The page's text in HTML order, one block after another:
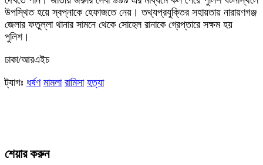
উপস্থিত হয়ে স্বপ্নাকে হেফাজতে নেয়। তথ্যপ্রযুক্তির সহায়তায় নারায়ণগঞ্জ
জেলার ফতুল্লা থানার সামনে থেকে সোহেল রানাকে গ্রেপ্তারে সক্ষম হয়
পুলিশ।
ঢাকা/আরএইচ
ট্যাগঃ ধর্ষণ মামলা রামিসা হত্যা
শেয়ার করুন